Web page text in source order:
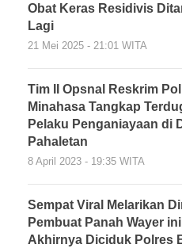
Obat Keras Residivis
Lagi
21 Mei 2025 - 21:01 WITA
Tim II Opsnal Reskrim
Minahasa Tangkap
Pelaku Penganiayaan di
Pahaletan
8 April 2023 - 19:35 WITA
Sempat Viral Melarikan
Pembuat Panah Wayer ini
Akhirnya Diciduk Polres